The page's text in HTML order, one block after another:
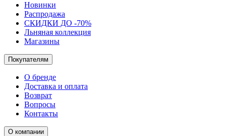
Новинки
Распродажа
СКИДКИ ДО -70%
Льняная коллекция
Магазины
Покупателям
О бренде
Доставка и оплата
Возврат
Вопросы
Контакты
О компании